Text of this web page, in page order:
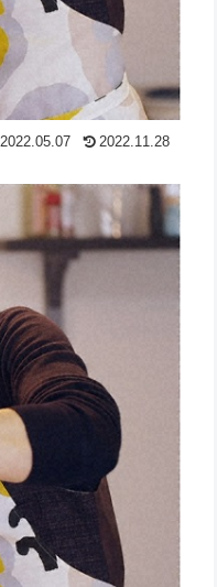
2022.05.07 2022.11.28